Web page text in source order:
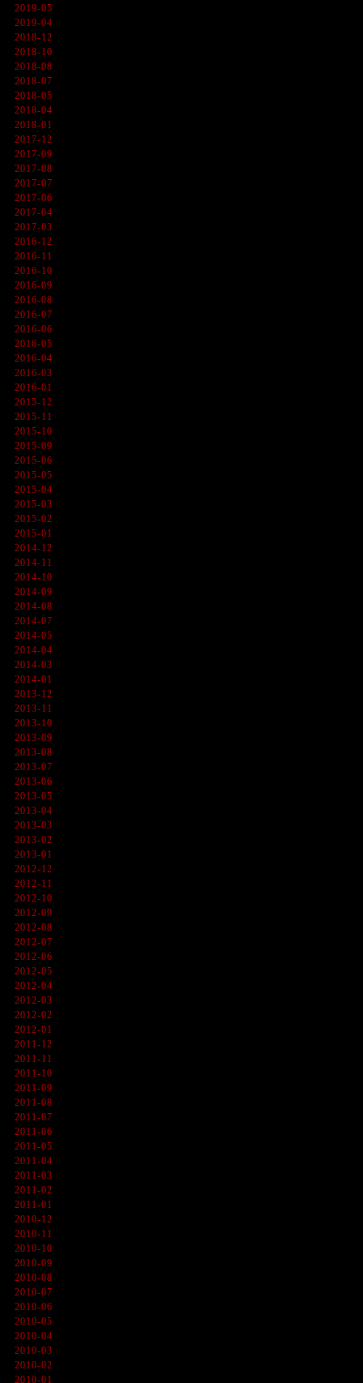
2019-05
2019-04
2018-12
2018-10
2018-08
2018-07
2018-05
2018-04
2018-01
2017-12
2017-09
2017-08
2017-07
2017-06
2017-04
2017-03
2016-12
2016-11
2016-10
2016-09
2016-08
2016-07
2016-06
2016-05
2016-04
2016-03
2016-01
2015-12
2015-11
2015-10
2015-09
2015-06
2015-05
2015-04
2015-03
2015-02
2015-01
2014-12
2014-11
2014-10
2014-09
2014-08
2014-07
2014-05
2014-04
2014-03
2014-01
2013-12
2013-11
2013-10
2013-09
2013-08
2013-07
2013-06
2013-05
2013-04
2013-03
2013-02
2013-01
2012-12
2012-11
2012-10
2012-09
2012-08
2012-07
2012-06
2012-05
2012-04
2012-03
2012-02
2012-01
2011-12
2011-11
2011-10
2011-09
2011-08
2011-07
2011-06
2011-05
2011-04
2011-03
2011-02
2011-01
2010-12
2010-11
2010-10
2010-09
2010-08
2010-07
2010-06
2010-05
2010-04
2010-03
2010-02
2010-01